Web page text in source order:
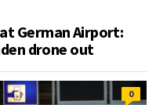
German Airport:
drone out
0